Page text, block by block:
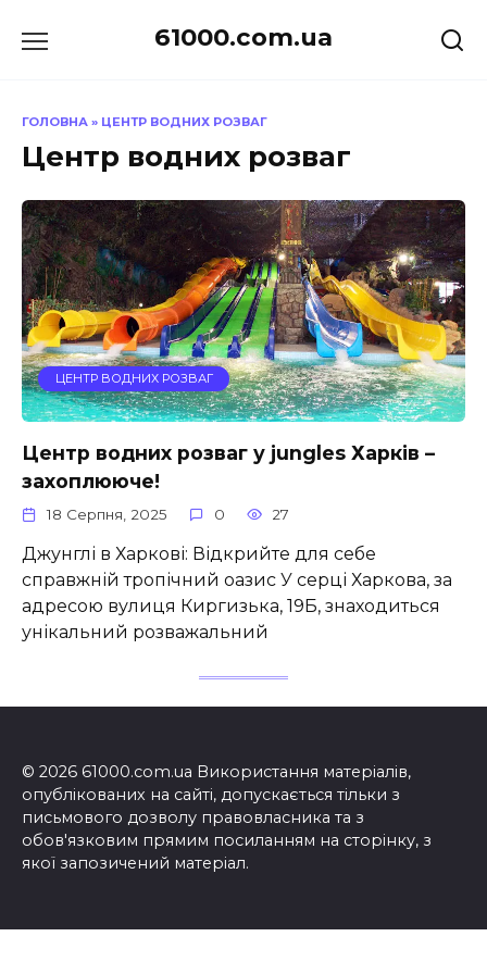
до
61000.com.ua
ГОЛОВНА » ЦЕНТР ВОДНИХ РОЗВАГ
Центр водних розваг
ЦЕНТР ВОДНИХ РОЗВАГ
Центр водних розваг у jungles Харків –
захоплююче!
18 Серпня, 2025 0 27
Джунглі в Харкові: Відкрийте для себе
справжній тропічний оазис У серці Харкова, за
адресою вулиця Киргизька, 19Б, знаходиться
унікальний розважальний
© 2026 61000.com.ua Використання матеріалів,
опублікованих на сайті, допускається тільки з
письмового дозволу правовласника та з
обов'язковим прямим посиланням на сторінку, з
якої запозичений матеріал.